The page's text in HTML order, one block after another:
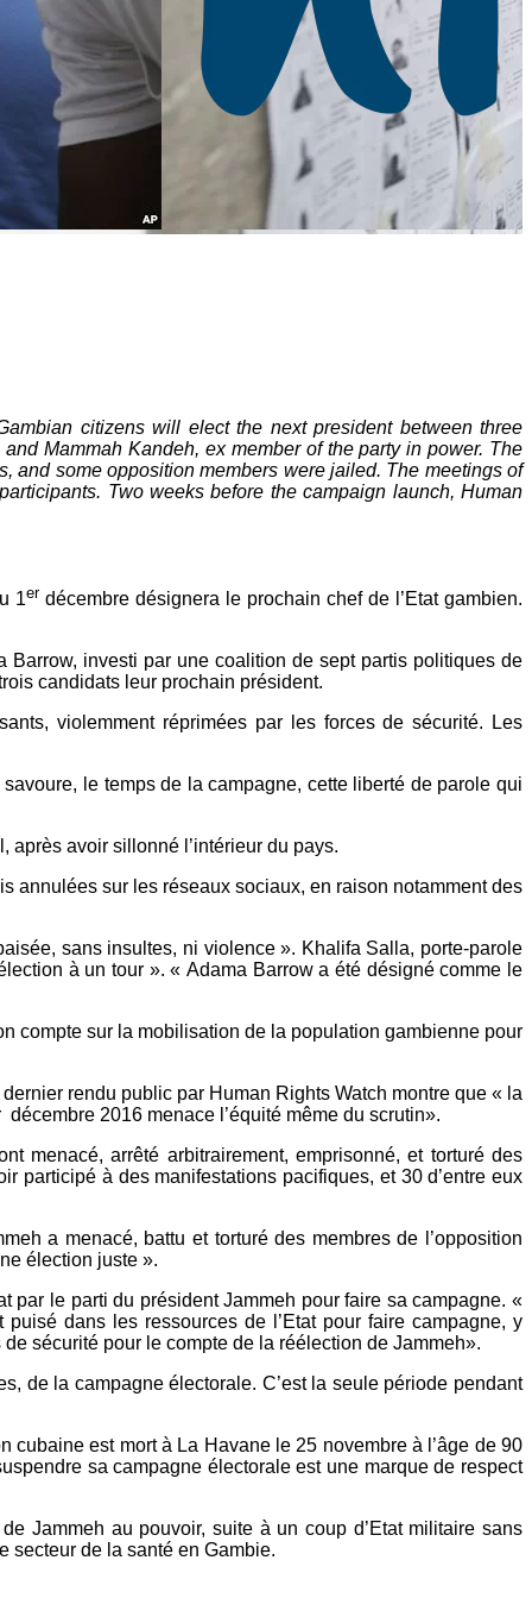
citizens will elect the next president between three
Mammah Kandeh, ex member of the party in power. The
and some opposition members were jailed. The meetings of
Two weeks before the campaign launch, Human
1er décembre désignera le prochain chef de l’Etat gambien.
investi par une coalition de sept partis politiques de
candidats leur prochain président.
violemment réprimées par les forces de sécurité. Les
le temps de la campagne, cette liberté de parole qui
après avoir sillonné l’intérieur du pays.
annulées sur les réseaux sociaux, en raison notamment des
sans insultes, ni violence ». Khalifa Salla, porte-parole
à un tour ». « Adama Barrow a été désigné comme le
compte sur la mobilisation de la population gambienne pour
rendu public par Human Rights Watch montre que « la
2016 menace l’équité même du scrutin».
menacé, arrêté arbitrairement, emprisonné, et torturé des
participé à des manifestations pacifiques, et 30 d’entre eux
a menacé, battu et torturé des membres de l’opposition
élection juste ».
par le parti du président Jammeh pour faire sa campagne. «
dans les ressources de l’Etat pour faire campagne, y
sécurité pour le compte de la réélection de Jammeh».
de la campagne électorale. C’est la seule période pendant
est mort à La Havane le 25 novembre à l’âge de 90
sa campagne électorale est une marque de respect
Jammeh au pouvoir, suite à un coup d’Etat militaire sans
secteur de la santé en Gambie.